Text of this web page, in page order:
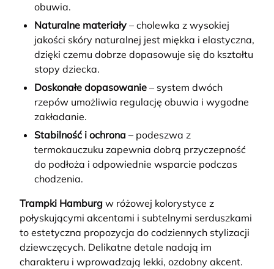
obuwia.
Naturalne materiały – cholewka z wysokiej
jakości skóry naturalnej jest miękka i elastyczna,
dzięki czemu dobrze dopasowuje się do kształtu
stopy dziecka.
Doskonałe dopasowanie – system dwóch
rzepów umożliwia regulację obuwia i wygodne
zakładanie.
Stabilność i ochrona – podeszwa z
termokauczuku zapewnia dobrą przyczepność
do podłoża i odpowiednie wsparcie podczas
chodzenia.
Trampki Hamburg w różowej kolorystyce z
połyskującymi akcentami i subtelnymi serduszkami
to estetyczna propozycja do codziennych stylizacji
dziewczęcych. Delikatne detale nadają im
charakteru i wprowadzają lekki, ozdobny akcent.